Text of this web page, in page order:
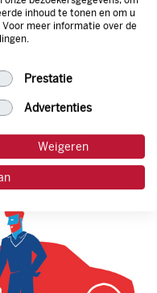
inhoud te tonen en om u
meer informatie over de
Prestatie
Advertenties
Weigeren